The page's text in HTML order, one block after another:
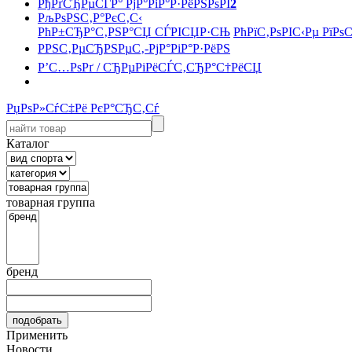
РђРґСЂРµСЃР° РјР°РіР°Р·РёРЅРѕРІ2
РљРѕРЅС‚Р°РєС‚С‹
РћР±СЂР°С‚РЅР°СЏ СЃРІСЏР·СЊ РћРїС‚РѕРІС‹Рµ
РРЅС‚РµСЂРЅРµС‚-РјР°РіР°Р·РёРЅ
Р’С…РѕРґ / СЂРµРіРёСЃС‚СЂР°С†РёСЏ
РџРѕР»СѓС‡Рё РєР°СЂС‚Сѓ
Каталог
товарная группа
бренд
Применить
Новости